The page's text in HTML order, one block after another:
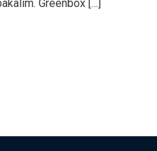
Greenbox […]